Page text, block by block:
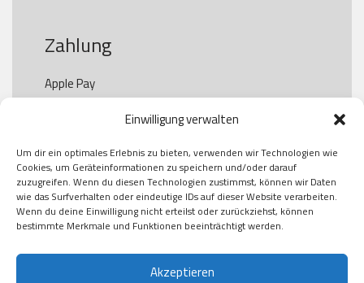
Einwilligung verwalten
Um dir ein optimales Erlebnis zu bieten, verwenden wir Technologien wie
Cookies, um Geräteinformationen zu speichern und/oder darauf
zuzugreifen. Wenn du diesen Technologien zustimmst, können wir Daten
wie das Surfverhalten oder eindeutige IDs auf dieser Website verarbeiten.
Wenn du deine Einwilligung nicht erteilst oder zurückziehst, können
bestimmte Merkmale und Funktionen beeinträchtigt werden.
Akzeptieren
Zahlung
Apple Pay
Paypal
Kauf auf Rechung
Klarna
American Express